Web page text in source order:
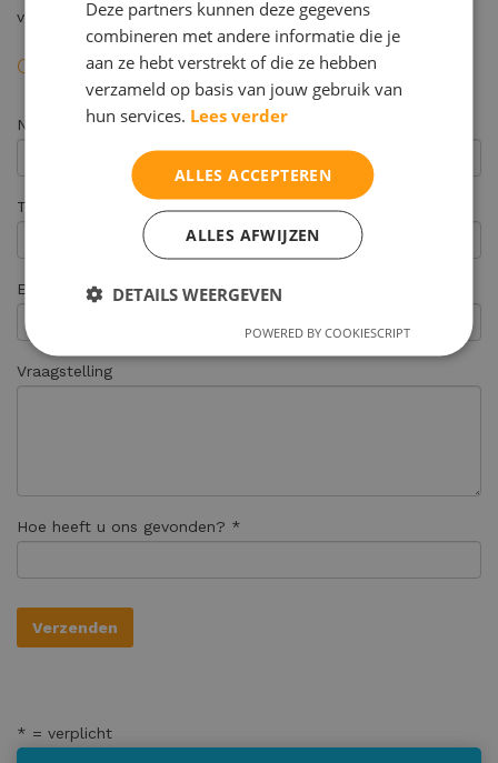
vervolgbegeleiding.
Contactformulier
Naam (ouder) *
Telefoonnummer *
E-mail adres *
Vraagstelling
Hoe heeft u ons gevonden? *
* = verplicht
Deze partners kunnen deze gegevens
combineren met andere informatie die je
aan ze hebt verstrekt of die ze hebben
verzameld op basis van jouw gebruik van
hun services. Lees verder
ALLES ACCEPTEREN
ALLES AFWIJZEN
DETAILS WEERGEVEN
POWERED BY COOKIESCRIPT